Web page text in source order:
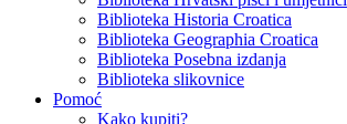
Biblioteka Historia Croatica
Biblioteka Geographia Croatica
Biblioteka Posebna izdanja
Biblioteka slikovnice
Pomoć
Kako kupiti?